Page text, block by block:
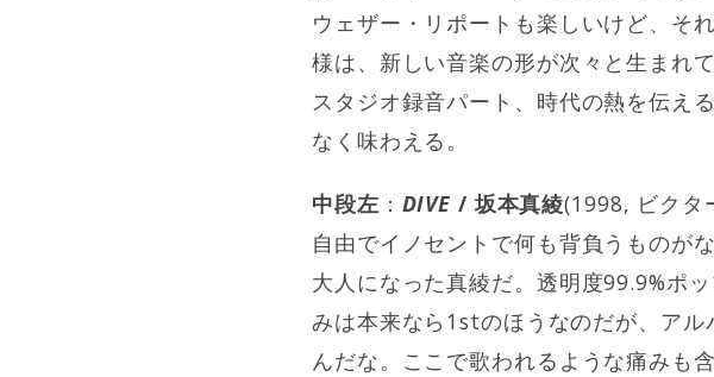
ウェザー・リポートも楽しいけど、そ
様は、新しい音楽の形が次々と生まれ
スタジオ録音パート、時代の熱を伝え
なく味わえる。
中段左 ： DIVE / 坂本真綾(1998, ビクタ
自由でイノセントで何も背負うものが
大人になった真綾だ。透明度99.9%ポ
みは本来なら1stのほうなのだが、ア
んだな。ここで歌われるような痛みも